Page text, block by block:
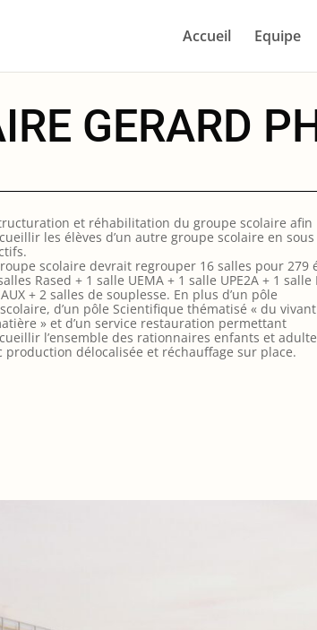
Accueil Equipe
GERARD
et réhabilitation du groupe scolaire afin
les élèves d’un autre groupe scolaire en sous
scolaire devrait regrouper 16 salles pour 279
Rased + 1 salle UEMA + 1 salle UPE2A + 1 salle
+ 2 salles de souplesse. En plus d’un pôle
d’un pôle Scientifique thématisé « du
» et d’un service restauration permettant
l’ensemble des rationnaires enfants et
production délocalisée et réchauffage sur place.